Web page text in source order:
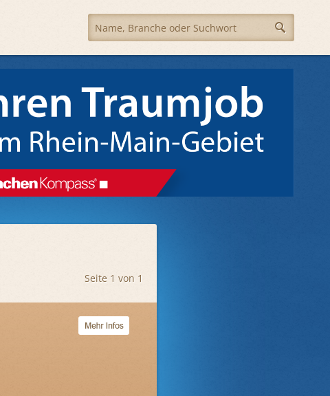
Seite 1 von 1